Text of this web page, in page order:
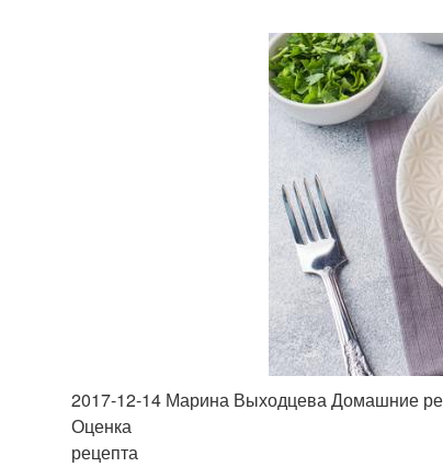
2017-12-14 Марина Выходцева Домашние
Оценка
рецепта